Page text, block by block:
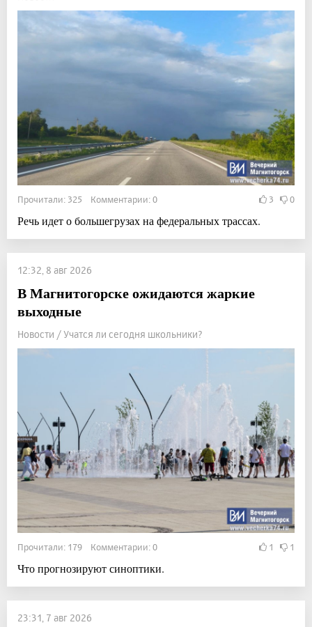
Прочитали: 325 Комментарии: 0 3 0
Речь идет о большегрузах на федеральных трассах.
12:32, 8 авг 2026
В Магнитогорске ожидаются жаркие
выходные
Новости / Учатся ли сегодня школьники?
Прочитали: 179 Комментарии: 0 1 1
Что прогнозируют синоптики.
23:31, 7 авг 2026